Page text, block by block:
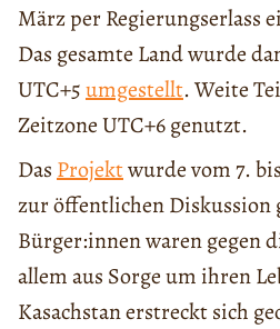
März per Regierungserlass
Das gesamte Land wurde
UTC+5umgestellt. Weite
Zeitzone UTC+6 genutzt.
Das Projektwurde vom 7.
zur öffentlichen Diskussion
Bürger:innen waren gegen
allem aus Sorge um ihren
Kasachstan erstreckt sich